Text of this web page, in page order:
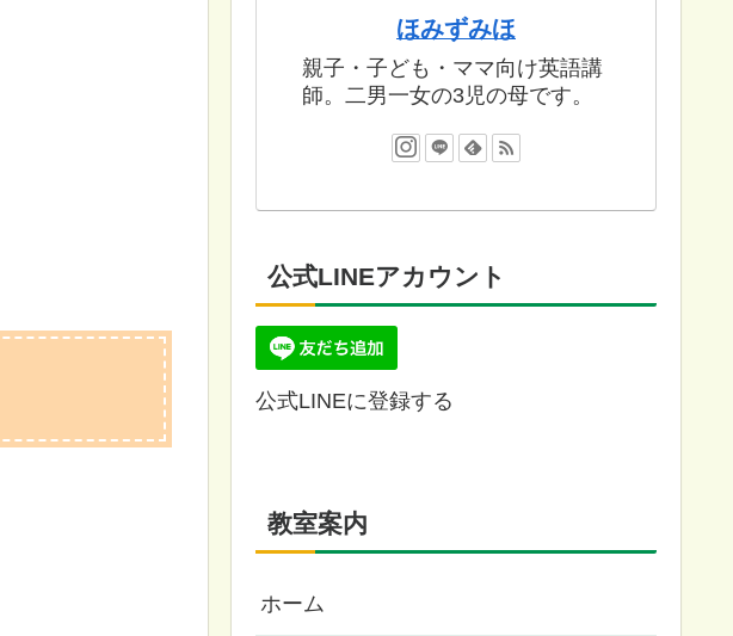
ほみずみほ
親子・子ども・ママ向け英語講
師。二男一女の3児の母です。
公式LINEアカウント
公式LINEに登録する
教室案内
ホーム